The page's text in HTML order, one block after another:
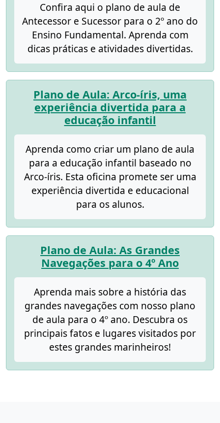
Confira aqui o plano de aula de
Antecessor e Sucessor para o 2º ano do
Ensino Fundamental. Aprenda com
dicas práticas e atividades divertidas.
Plano de Aula: Arco-íris, uma
experiência divertida para a
educação infantil
Aprenda como criar um plano de aula
para a educação infantil baseado no
Arco-íris. Esta oficina promete ser uma
experiência divertida e educacional
para os alunos.
Plano de Aula: As Grandes
Navegações para o 4º Ano
Aprenda mais sobre a história das
grandes navegações com nosso plano
de aula para o 4º ano. Descubra os
principais fatos e lugares visitados por
estes grandes marinheiros!